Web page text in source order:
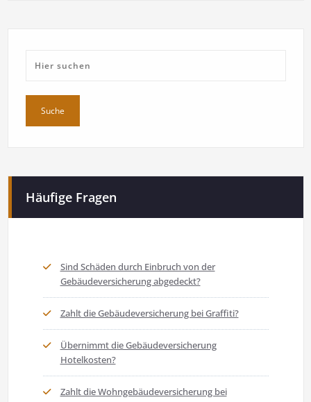
Häufige Fragen
Sind Schäden durch Einbruch von der
Gebäudeversicherung abgedeckt?
Zahlt die Gebäudeversicherung bei Graffiti?
Übernimmt die Gebäudeversicherung
Hotelkosten?
Zahlt die Wohngebäudeversicherung bei